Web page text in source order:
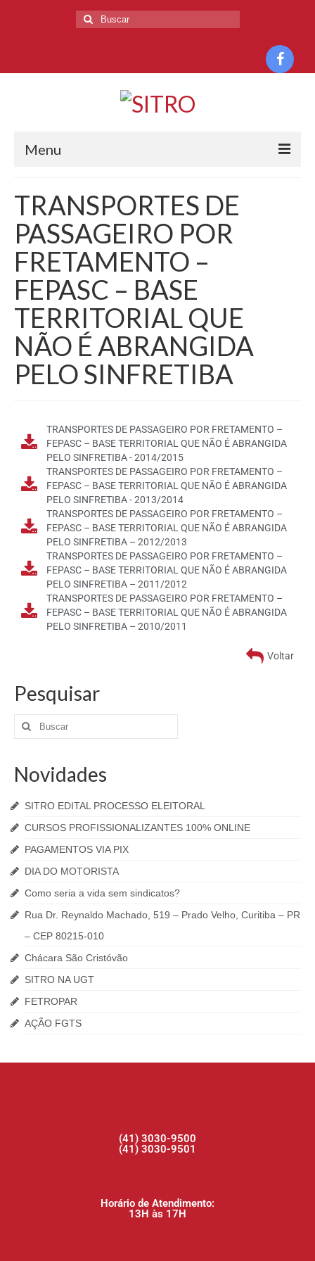
Menu
O SINDICATO
HISTÓRIA
DIRETORIA
BASE TERRITORIAL
SITRO NA UGT
ASSOCIE-SE
CURSOS DE FORMAÇÃO PROFISSIONAL
ACORDOS COLETIVOS
CONVENÇÕES COLETIVAS
EMPRESA
CADASTRO DE EMPRESAS
COBRANÇA REGISTRADA
CONCILIAÇÃO PRÉVIA
RESCISÃO DE CONTRATO
NOTÍCIAS
CONTATO
DÚVIDAS
TRANSPORTES DE
PASSAGEIRO POR
FRETAMENTO –
FEPASC – BASE
TERRITORIAL QUE
NÃO É ABRANGIDA
PELO SINFRETIBA
TRANSPORTES DE PASSAGEIRO POR FRETAMENTO –
FEPASC – BASE TERRITORIAL QUE NÃO É ABRANGIDA
PELO SINFRETIBA - 2014/2015
TRANSPORTES DE PASSAGEIRO POR FRETAMENTO –
FEPASC – BASE TERRITORIAL QUE NÃO É ABRANGIDA
PELO SINFRETIBA - 2013/2014
TRANSPORTES DE PASSAGEIRO POR FRETAMENTO –
FEPASC – BASE TERRITORIAL QUE NÃO É ABRANGIDA
PELO SINFRETIBA – 2012/2013
TRANSPORTES DE PASSAGEIRO POR FRETAMENTO –
FEPASC – BASE TERRITORIAL QUE NÃO É ABRANGIDA
PELO SINFRETIBA – 2011/2012
TRANSPORTES DE PASSAGEIRO POR FRETAMENTO –
FEPASC – BASE TERRITORIAL QUE NÃO É ABRANGIDA
PELO SINFRETIBA – 2010/2011
Voltar
Pesquisar
Novidades
SITRO EDITAL PROCESSO ELEITORAL
CURSOS PROFISSIONALIZANTES 100% ONLINE
PAGAMENTOS VIA PIX
DIA DO MOTORISTA
Como seria a vida sem sindicatos?
Rua Dr. Reynaldo Machado, 519 – Prado Velho, Curitiba – PR
– CEP 80215-010
Chácara São Cristóvão
SITRO NA UGT
FETROPAR
AÇÃO FGTS
(41) 3030-9500
(41) 3030-9501
Horário de Atendimento:
13H às 17H